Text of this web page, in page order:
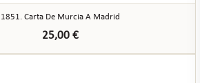
1851. Carta De Murcia A Madrid
25,00 €